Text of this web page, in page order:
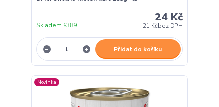
24 Kč
21 Kčbez DPH
Skladem 9389
Přidat do košíku
Novinka